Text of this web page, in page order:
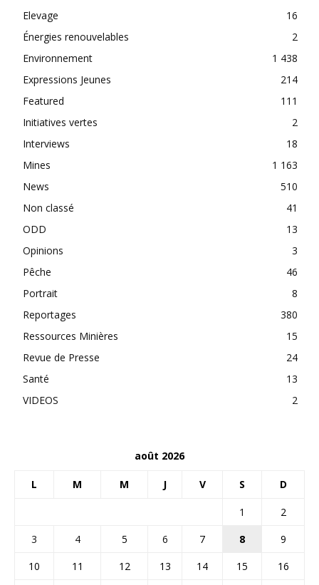
Elevage
16
Énergies renouvelables
2
Environnement
1 438
Expressions Jeunes
214
Featured
111
Initiatives vertes
2
Interviews
18
Mines
1 163
News
510
Non classé
41
ODD
13
Opinions
3
Pêche
46
Portrait
8
Reportages
380
Ressources Minières
15
Revue de Presse
24
Santé
13
VIDEOS
2
août 2026
L M M J V S D
1
2
3
4 5 6 7 8
9
10
11 12 13 14 15
16